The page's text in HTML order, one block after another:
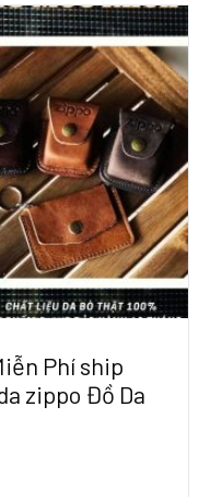
Phí ship
zippo Đồ Da